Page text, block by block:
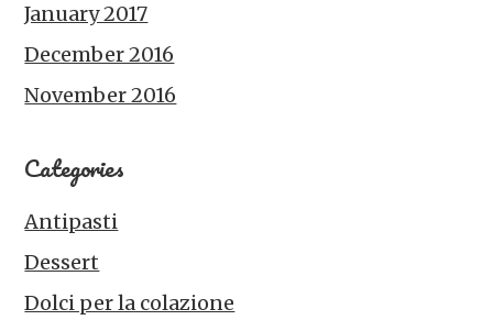
January 2017
December 2016
November 2016
Categories
Antipasti
Dessert
Dolci per la colazione